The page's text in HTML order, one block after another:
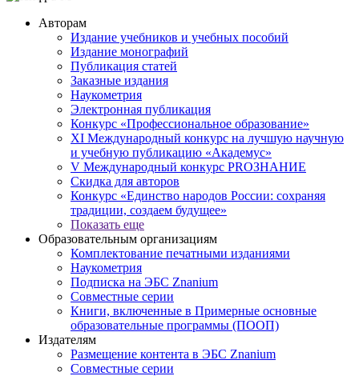
Авторам
Издание учебников и учебных пособий
Издание монографий
Публикация статей
Заказные издания
Наукометрия
Электронная публикация
Конкурс «Профессиональное образование»
XI Международный конкурс на лучшую научную
и учебную публикацию «Академус»
V Международный конкурс PROЗНАНИЕ
Скидка для авторов
Конкурс «Единство народов России: сохраняя
традиции, создаем будущее»
Показать еще
Образовательным организациям
Комплектование печатными изданиями
Наукометрия
Подписка на ЭБС Znanium
Совместные серии
Книги, включенные в Примерные основные
образовательные программы (ПООП)
Издателям
Размещение контента в ЭБС Znanium
Совместные серии